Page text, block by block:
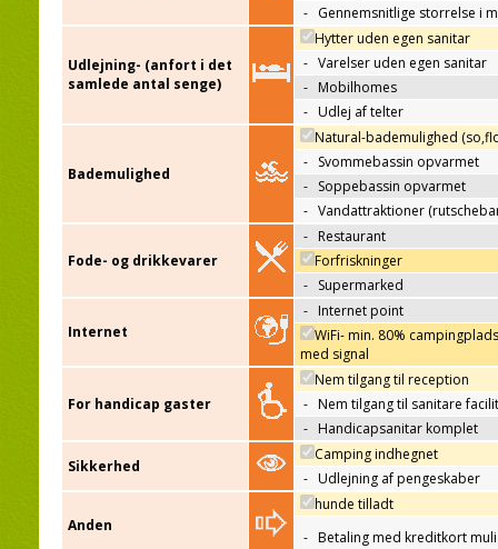
- Gennemsnitlige storrelse i
Udlejning- (anfort i det
samlede antal senge)
Hytter uden egen sanitar
- Varelser uden egen sanitar
- Mobilhomes
- Udlej af telter
Bademulighed
Natural-bademulighed
- Svommebassin opvarmet
- Soppebassin opvarmet
- Vandattraktioner
Fode- og drikkevarer
- Restaurant
Forfriskninger
- Supermarked
Internet
- Internet point
WiFi- min. 80%
med signal
For handicap gaster
Nem tilgang til reception
- Nem tilgang til sanitare
- Handicapsanitar komplet
Sikkerhed
Camping indhegnet
- Udlejning af pengeskaber
Anden
hunde tilladt
- Betaling med kreditkort